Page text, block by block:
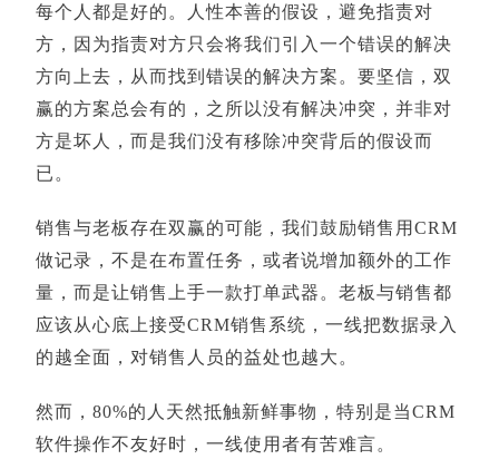
每个人都是好的。人性本善的假设，避免指责对
方，因为指责对方只会将我们引入一个错误的解决
方向上去，从而找到错误的解决方案。要坚信，双
赢的方案总会有的，之所以没有解决冲突，并非对
方是坏人，而是我们没有移除冲突背后的假设而
已。
销售与老板存在双赢的可能，我们鼓励销售用CRM
做记录，不是在布置任务，或者说增加额外的工作
量，而是让销售上手一款打单武器。老板与销售都
应该从心底上接受CRM销售系统，一线把数据录入
的越全面，对销售人员的益处也越大。
然而，80%的人天然抵触新鲜事物，特别是当CRM
软件操作不友好时，一线使用者有苦难言。